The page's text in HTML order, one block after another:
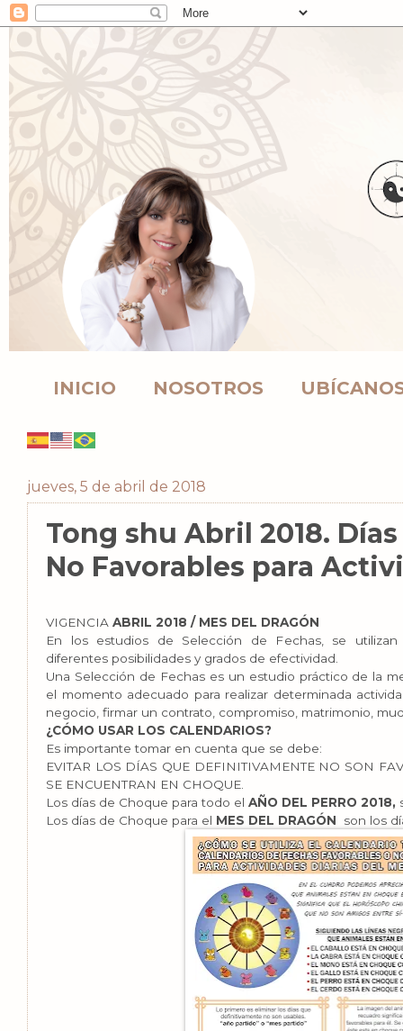
INICIO NOSOTROS
jueves, 5 de abril de 2018
Tong shu Abril 2018.
No Favorables para
VIGENCIA ABRIL 2018 / MES DEL DRAGÓN
En los estudios de Selección de Fechas, se
diferentes posibilidades y grados de efectividad.
Una Selección de Fechas es un estudio práctico de la
el momento adecuado para realizar determinada
negocio, firmar un contrato, compromiso, matrimonio,
¿CÓMO USAR LOS CALENDARIOS?
Es importante tomar en cuenta que se debe:
EVITAR LOS DÍAS QUE DEFINITIVAMENTE NO SON
SE ENCUENTRAN EN CHOQUE.
Los días de Choque para todo el AÑO DEL PERRO 2018,
Los días de Choque para el MES DEL DRAGÓN son los